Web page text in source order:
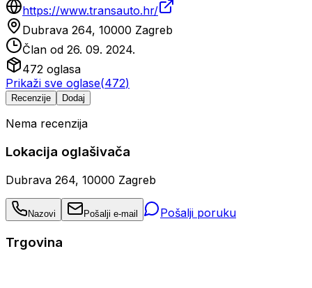
https://www.transauto.hr/
Dubrava 264, 10000 Zagreb
Član od 26. 09. 2024.
472 oglasa
Prikaži sve oglase(472)
Recenzije Dodaj
Nema recenzija
Lokacija oglašivača
Dubrava 264, 10000 Zagreb
Nazovi Pošalji e-mail Pošalji poruku
Trgovina